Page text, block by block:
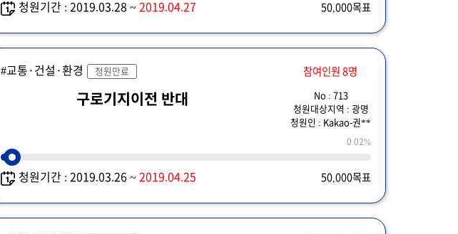
청원기간 : 2019.03.28 ~ 2019.04.27 50,000목표
#교통·건설·환경 청원만료 참여인원 8명
구로기지이전 반대
No : 713
청원대상지역 : 광명
청원인 : Kakao-권**
0.02%
청원기간 : 2019.03.26 ~ 2019.04.25 50,000목표